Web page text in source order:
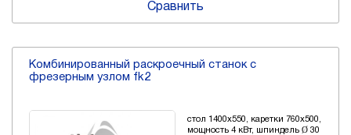
Сравнить
Комбинированный раскроечный станок с
фрезерным узлом fk2
стол 1400x550, каретки 760x500,
мощность 4 кВт, шпиндель Ø 30